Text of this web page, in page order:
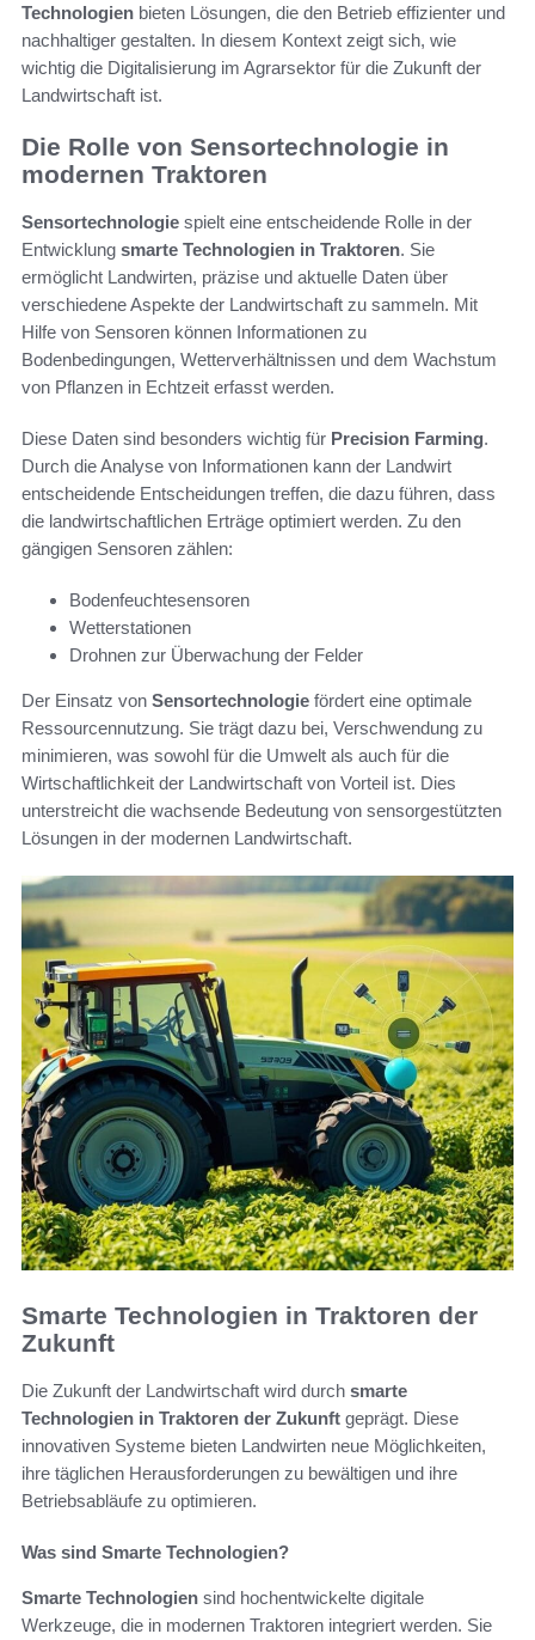
Technologien bieten Lösungen, die den Betrieb effizienter und
nachhaltiger gestalten. In diesem Kontext zeigt sich, wie
wichtig die Digitalisierung im Agrarsektor für die Zukunft der
Landwirtschaft ist.
Die Rolle von Sensortechnologie in
modernen Traktoren
Sensortechnologie spielt eine entscheidende Rolle in der
Entwicklung smarte Technologien in Traktoren. Sie
ermöglicht Landwirten, präzise und aktuelle Daten über
verschiedene Aspekte der Landwirtschaft zu sammeln. Mit
Hilfe von Sensoren können Informationen zu
Bodenbedingungen, Wetterverhältnissen und dem Wachstum
von Pflanzen in Echtzeit erfasst werden.
Diese Daten sind besonders wichtig für Precision Farming.
Durch die Analyse von Informationen kann der Landwirt
entscheidende Entscheidungen treffen, die dazu führen, dass
die landwirtschaftlichen Erträge optimiert werden. Zu den
gängigen Sensoren zählen:
Bodenfeuchtesensoren
Wetterstationen
Drohnen zur Überwachung der Felder
Der Einsatz von Sensortechnologie fördert eine optimale
Ressourcennutzung. Sie trägt dazu bei, Verschwendung zu
minimieren, was sowohl für die Umwelt als auch für die
Wirtschaftlichkeit der Landwirtschaft von Vorteil ist. Dies
unterstreicht die wachsende Bedeutung von sensorgestützten
Lösungen in der modernen Landwirtschaft.
Smarte Technologien in Traktoren der
Zukunft
Die Zukunft der Landwirtschaft wird durch smarte
Technologien in Traktoren der Zukunft geprägt. Diese
innovativen Systeme bieten Landwirten neue Möglichkeiten,
ihre täglichen Herausforderungen zu bewältigen und ihre
Betriebsabläufe zu optimieren.
Was sind Smarte Technologien?
Smarte Technologien sind hochentwickelte digitale
Werkzeuge, die in modernen Traktoren integriert werden. Sie